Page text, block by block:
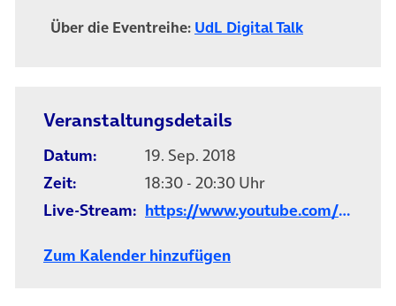
Über die Eventreihe: UdL Digital Talk
Veranstaltungsdetails
Datum:
19. Sep. 2018
Zeit:
18:30 - 20:30 Uhr
Live-Stream: https://www.youtube.com/
Zum Kalender hinzufügen